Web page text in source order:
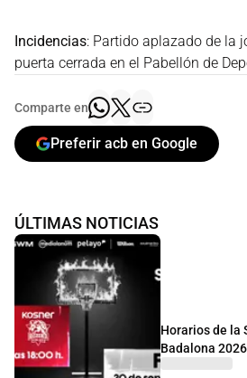
Incidencias: Partido aplazado de la
puerta cerrada en el Pabellón de
Comparte en
Preferir acb en Google
ÚLTIMAS NOTICIAS
Horarios de la
Badalona 2026